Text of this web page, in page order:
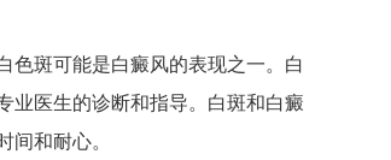
斑可能是白癜风的表现之一。白
业医生的诊断和指导。白斑和白癜
间和耐心。